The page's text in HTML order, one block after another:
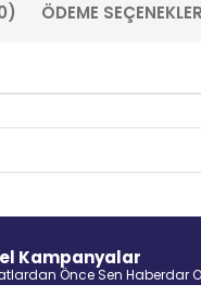
ÖDEME
Kampanyalar
Önce Sen Haberdar